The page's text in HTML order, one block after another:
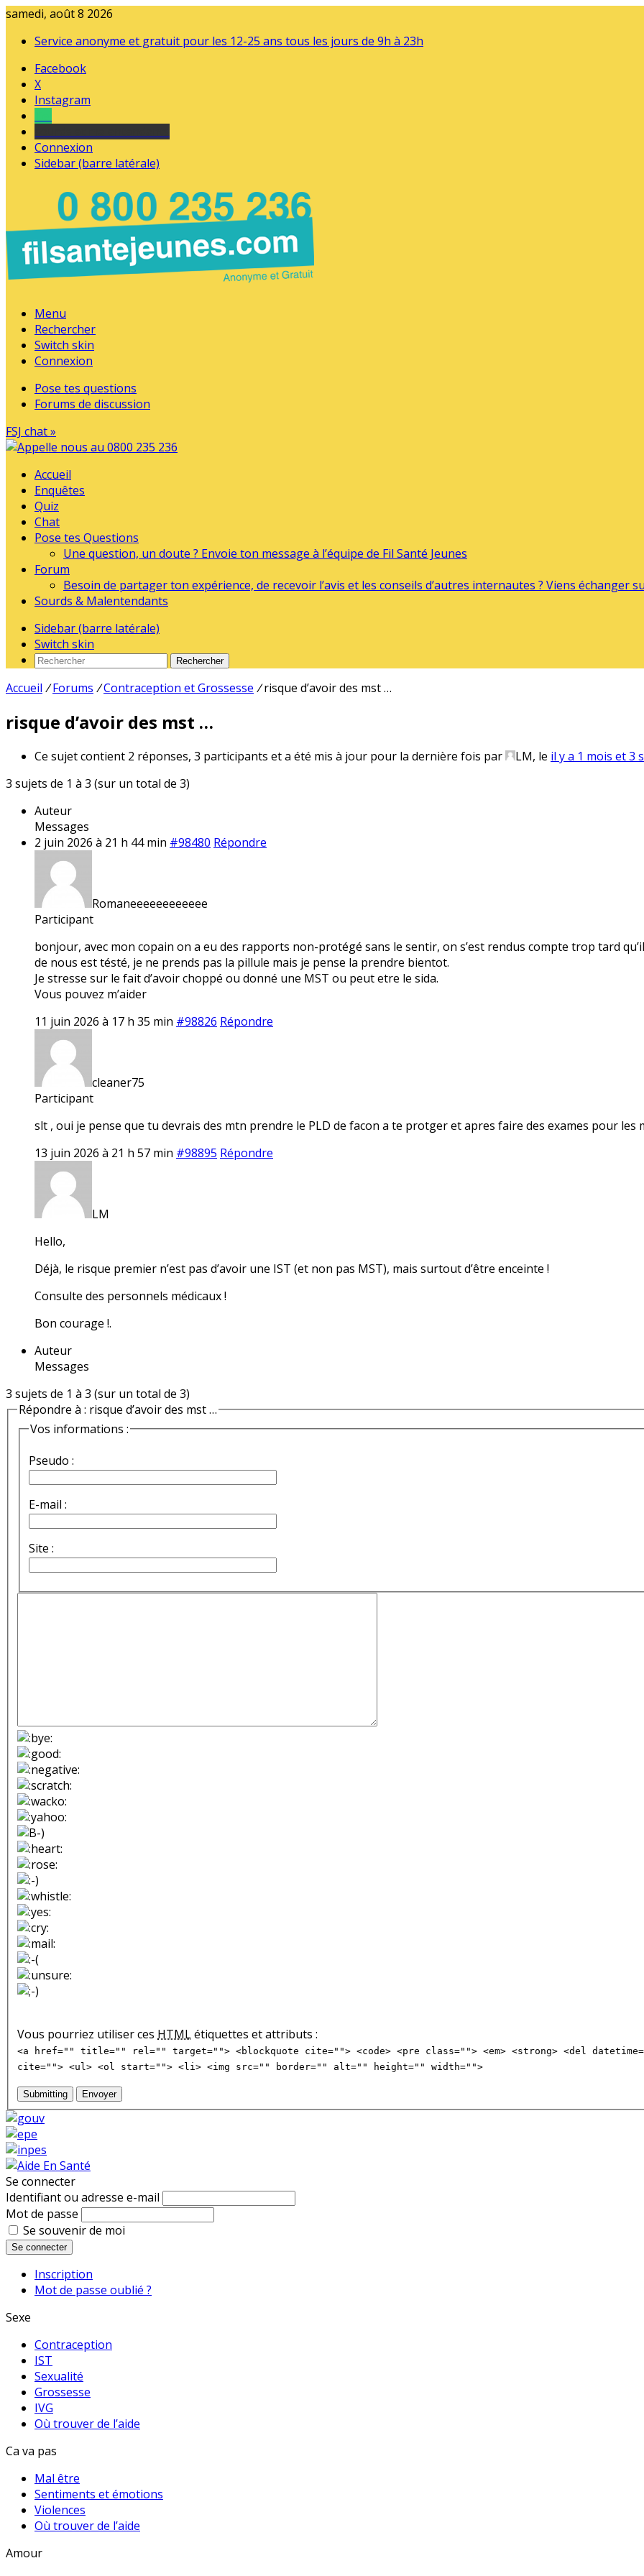
samedi, août 8 2026
Service anonyme et gratuit pour les 12-25 ans tous les jours de 9h à 23h
Facebook
X
Instagram
Connexion
Sidebar (barre latérale)
Menu
Rechercher
Switch skin
Connexion
Pose tes questions
Forums de discussion
FSJ chat »
Accueil
Enquêtes
Quiz
Chat
Pose tes Questions
Une question, un doute ? Envoie ton message à l’équipe de Fil Santé Jeunes
Forum
Besoin de partager ton expérience, de recevoir l’avis et les conseils d’autres internautes ? Viens échanger
Sourds & Malentendants
Sidebar (barre latérale)
Switch skin
Rechercher
Accueil / Forums /Contraception et Grossesse / risque d’avoir des mst …
risque d’avoir des mst …
Ce sujet contient 2 réponses, 3 participants et a été mis à jour pour la dernière fois par LM, le il y a 1 mois et 3
3 sujets de 1 à 3 (sur un total de 3)
Auteur
Messages
2 juin 2026 à 21 h 44 min #98480 Répondre
Romaneeeeeeeeeeee
Participant
bonjour, avec mon copain on a eu des rapports non-protégé sans le sentir, on s’est rendus compte trop tard
de nous est tésté, je ne prends pas la pillule mais je pense la prendre bientot.
Je stresse sur le fait d’avoir choppé ou donné une MST ou peut etre le sida.
Vous pouvez m’aider
11 juin 2026 à 17 h 35 min #98826 Répondre
cleaner75
Participant
slt , oui je pense que tu devrais des mtn prendre le PLD de facon a te protger et apres faire des exames pour les
13 juin 2026 à 21 h 57 min #98895 Répondre
LM
Hello,
Déjà, le risque premier n’est pas d’avoir une IST (et non pas MST), mais surtout d’être enceinte !
Consulte des personnels médicaux !
Bon courage !.
Auteur
Messages
3 sujets de 1 à 3 (sur un total de 3)
Répondre à : risque d’avoir des mst …
Vos informations :
Pseudo :
E-mail :
Site :
Vous pourriez utiliser ces HTMLétiquettes et attributs :
<a href="" title="" rel="" target=""> <blockquote cite=""> <code> <pre class=""> <em> <strong> <del
cite=""> <ul> <ol start=""> <li> <img src="" border="" alt="" height="" width="">
Submitting Envoyer
Se connecter
Identifiant ou adresse e-mail
Mot de passe
Se souvenir de moi
Se connecter
Inscription
Mot de passe oublié ?
Sexe
Contraception
IST
Sexualité
Grossesse
IVG
Où trouver de l’aide
Ca va pas
Mal être
Sentiments et émotions
Violences
Où trouver de l’aide
Amour